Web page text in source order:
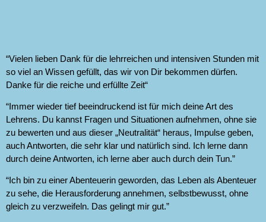
“Vielen lieben Dank für die lehrreichen und intensiven Stunden mit
so viel an Wissen gefüllt, das wir von Dir bekommen dürfen.
Danke für die reiche und erfüllte Zeit“
“Immer wieder tief beeindruckend ist für mich deine Art des
Lehrens. Du kannst Fragen und Situationen aufnehmen, ohne sie
zu bewerten und aus dieser „Neutralität“ heraus, Impulse geben,
auch Antworten, die sehr klar und natürlich sind. Ich lerne dann
durch deine Antworten, ich lerne aber auch durch dein Tun.”
“Ich bin zu einer Abenteuerin geworden, das Leben als Abenteuer
zu sehe, die Herausforderung annehmen, selbstbewusst, ohne
gleich zu verzweifeln. Das gelingt mir gut.”